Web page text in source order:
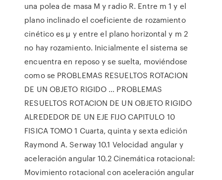
una polea de masa M y radio R. Entre m 1 y el
plano inclinado el coeficiente de rozamiento
cinético es μ y entre el plano horizontal y m 2
no hay rozamiento. Inicialmente el sistema se
encuentra en reposo y se suelta, moviéndose
como se PROBLEMAS RESUELTOS ROTACION
DE UN OBJETO RIGIDO … PROBLEMAS
RESUELTOS ROTACION DE UN OBJETO RIGIDO
ALREDEDOR DE UN EJE FIJO CAPITULO 10
FISICA TOMO 1 Cuarta, quinta y sexta edición
Raymond A. Serway 10.1 Velocidad angular y
aceleración angular 10.2 Cinemática rotacional:
Movimiento rotacional con aceleración angular